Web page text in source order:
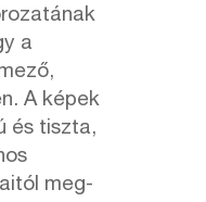
a
A képek
és tiszta,
meg-